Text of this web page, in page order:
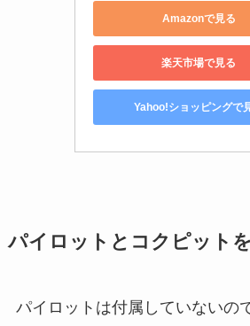
Amazonで見る
楽天市場で見る
Yahoo!ショッピングで
パイロットとコクピット
パイロットは付属していないの